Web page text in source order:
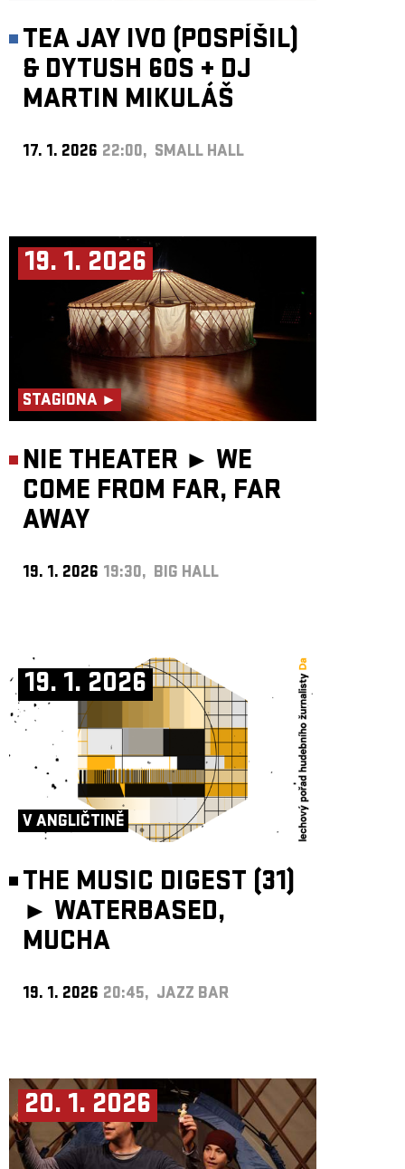
TEA JAY IVO (POSPÍŠIL)
& DYTUSH 60S + DJ
MARTIN MIKULÁŠ
17. 1. 2026 22:00, SMALL HALL
19. 1. 2026
STAGIONA ►
NIE THEATER ► WE
COME FROM FAR, FAR
AWAY
19. 1. 2026 19:30, BIG HALL
19. 1. 2026
V ANGLIČTINĚ
THE MUSIC DIGEST (31)
► WATERBASED,
MUCHA
19. 1. 2026 20:45, JAZZ BAR
20. 1. 2026